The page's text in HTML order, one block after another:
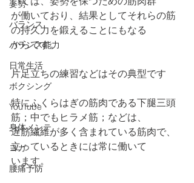
姿勢
バランス
バランス能力
日常生活
ボクシング
YouTube
身体メンテ
ヨガ
腰痛予防
が働いており、結果としてそれらの筋
の持久力を鍛えることにもなる
からです。
片足立ちの練習などはその典型です
特にふくらはぎの筋肉である下腿三頭
筋；中でもヒラメ筋；などは、
遅筋繊維が多く含まれている筋肉で、
立っているときには常に働いて
います。